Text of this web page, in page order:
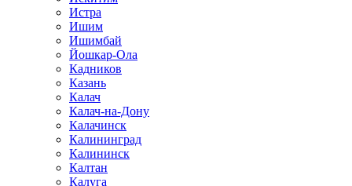
Истра
Ишим
Ишимбай
Йошкар-Ола
Кадников
Казань
Калач
Калач-на-Дону
Калачинск
Калининград
Калининск
Калтан
Калуга